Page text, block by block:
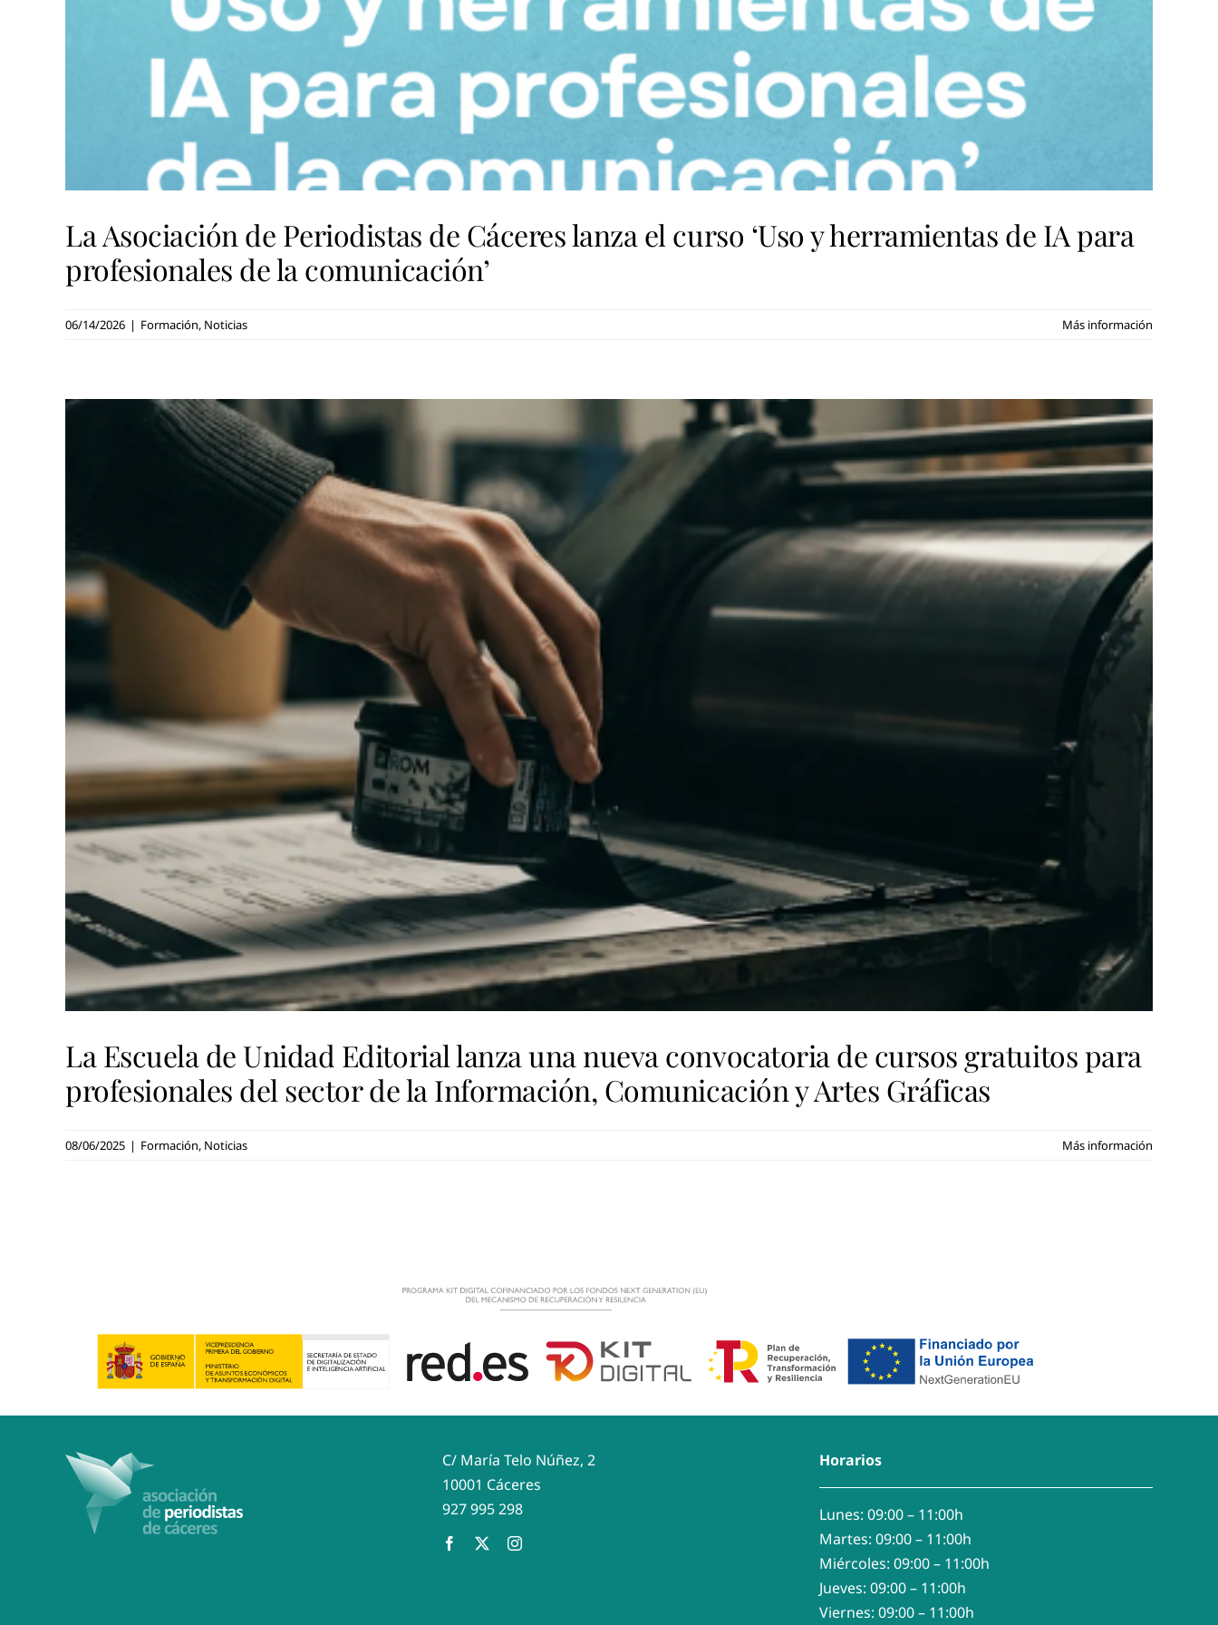
La Asociación de Periodistas de Cáceres lanza el curso ‘Uso y herramientas de IA para
profesionales de la comunicación’
06/14/2026 | Formación, Noticias Más información
La Escuela de Unidad Editorial lanza una nueva convocatoria de cursos gratuitos para
profesionales del sector de la Información, Comunicación y Artes Gráficas
08/06/2025 | Formación, Noticias Más información
C/ María Telo Núñez, 2
10001 Cáceres
927 995 298
Horarios
Lunes: 09:00 – 11:00h
Martes: 09:00 – 11:00h
Miércoles: 09:00 – 11:00h
Jueves: 09:00 – 11:00h
Viernes: 09:00 – 11:00h